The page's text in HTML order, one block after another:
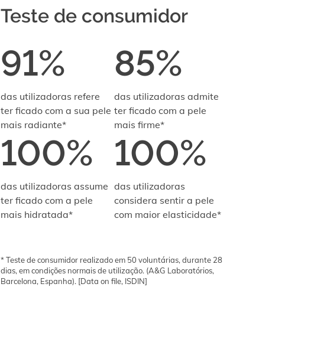
Teste de consumidor
91%
das utilizadoras refere
ter ficado com a sua pele
mais radiante*
85%
das utilizadoras admite
ter ficado com a pele
mais firme*
100%
das utilizadoras assume
ter ficado com a pele
mais hidratada*
100%
das utilizadoras
considera sentir a pele
com maior elasticidade*
* Teste de consumidor realizado em 50 voluntárias, durante 28
dias, em condições normais de utilização. (A&G Laboratórios,
Barcelona, Espanha). [Data on file, ISDIN]